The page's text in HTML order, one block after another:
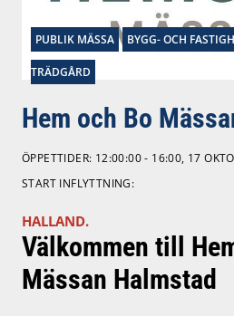
PUBLIK MÄSSA BYGG- OCH
TRÄDGÅRD
Hem och Bo
ÖPPETTIDER: 12:00:00 - 16:00, 17
START INFLYTTNING:
HALLAND.
Välkommen till
Mässan Halmstad